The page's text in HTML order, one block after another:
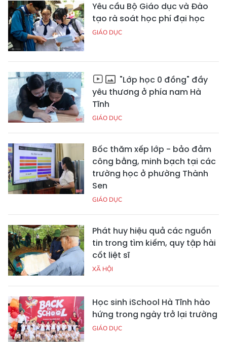
Yêu cầu Bộ Giáo dục và Đào
tạo rà soát học phí đại học
GIÁO DỤC
"Lớp học 0 đồng" đầy
yêu thương ở phía nam Hà
Tĩnh
GIÁO DỤC
Bốc thăm xếp lớp - bảo đảm
công bằng, minh bạch tại các
trường học ở phường Thành
Sen
GIÁO DỤC
Phát huy hiệu quả các nguồn
tin trong tìm kiếm, quy tập hài
cốt liệt sĩ
XÃ HỘI
Học sinh iSchool Hà Tĩnh hào
hứng trong ngày trở lại trường
GIÁO DỤC